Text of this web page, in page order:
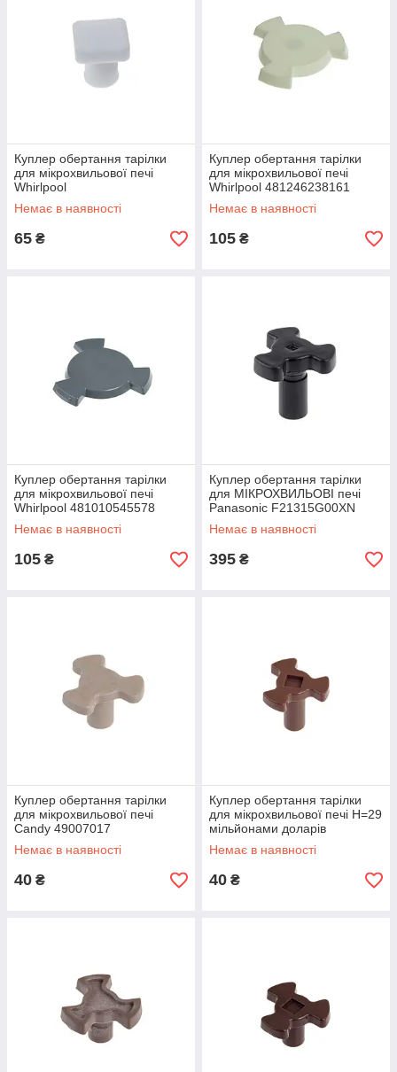
Куплер обертання тарілки
для мікрохвильової печі
Whirlpool
Немає в наявності
65 ₴
Куплер обертання тарілки
для мікрохвильової печі
Whirlpool 481246238161
Немає в наявності
105 ₴
Куплер обертання тарілки
для мікрохвильової печі
Whirlpool 481010545578
Немає в наявності
105 ₴
Куплер обертання тарілки
для МІКРОХВИЛЬОВІ печі
Panasonic F21315G00XN
Немає в наявності
395 ₴
Куплер обертання тарілки
для мікрохвильової печі
Candy 49007017
Немає в наявності
40 ₴
Куплер обертання тарілки
для мікрохвильової печі H=29
мільйонами доларів
Немає в наявності
40 ₴